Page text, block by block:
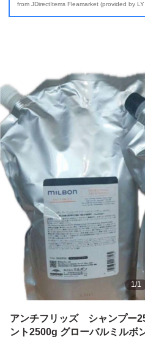
from JDirectItems Fleamarket (provided by
1/1
アンチフリッズ シャンプー
ント2500g グローバルミルボ